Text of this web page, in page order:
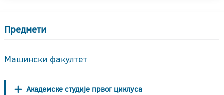
Предмети
Машински факултет
Академске студије првог циклуса